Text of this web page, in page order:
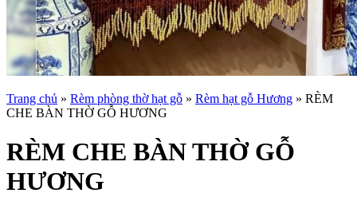
Trang chủ » Rèm phòng thờ hạt gỗ » Rèm hạt gỗ Hương » RÈM
CHE BÀN THỜ GỖ HƯƠNG
RÈM CHE BÀN THỜ GỖ
HƯƠNG